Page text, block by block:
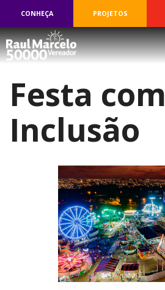
CONHEÇA PROJETOS
Festa com
Inclusão